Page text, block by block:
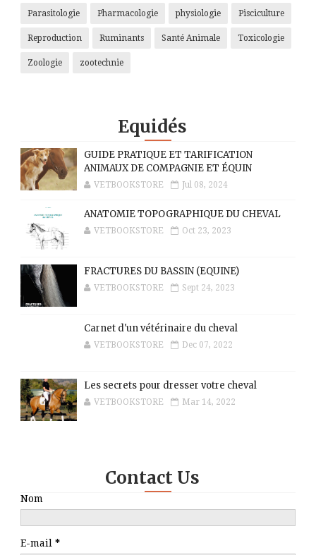
Parasitologie Pharmacologie physiologie Pisciculture
Reproduction Ruminants Santé Animale Toxicologie
Zoologie zootechnie
Equidés
GUIDE PRATIQUE ET TARIFICATION
ANIMAUX DE COMPAGNIE ET ÉQUIN
VETBOOKSTORE Jul 08, 2024
ANATOMIE TOPOGRAPHIQUE DU CHEVAL
VETBOOKSTORE Oct 23, 2023
FRACTURES DU BASSIN (EQUINE)
VETBOOKSTORE Sept 24, 2023
Carnet d'un vétérinaire du cheval
VETBOOKSTORE Dec 07, 2022
Les secrets pour dresser votre cheval
VETBOOKSTORE Mar 14, 2022
Contact Us
Nom
E-mail *